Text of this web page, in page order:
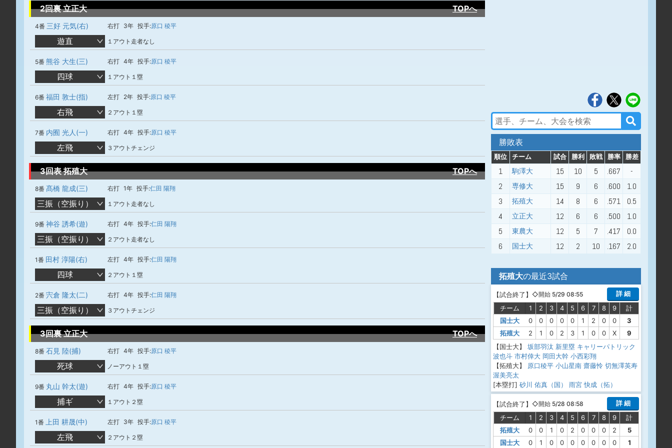
2回裏 立正大 TOPへ
4番 三好 元気(右) 右打 3年 投手:原口 稜平
遊直 １アウト走者なし
5番 熊谷 大生(三) 右打 4年 投手:原口 稜平
四球 １アウト１塁
6番 福田 敦士(指) 左打 2年 投手:原口 稜平
右飛 ２アウト１塁
7番 内囿 光人(一) 右打 4年 投手:原口 稜平
左飛 ３アウトチェンジ
3回表 拓殖大 TOPへ
8番 髙橋 龍成(三) 右打 1年 投手:仁田 陽翔
三振（空振り） １アウト走者なし
9番 神谷 誘希(遊) 右打 4年 投手:仁田 陽翔
三振（空振り） ２アウト走者なし
1番 田村 淳陽(右) 左打 4年 投手:仁田 陽翔
四球 ２アウト１塁
2番 宍倉 隆太(二) 右打 4年 投手:仁田 陽翔
三振（空振り） ３アウトチェンジ
3回裏 立正大 TOPへ
8番 石見 陸(捕) 右打 4年 投手:原口 稜平
死球 ノーアウト１塁
9番 丸山 幹太(遊) 右打 4年 投手:原口 稜平
捕ギ １アウト２塁
1番 上田 耕晟(中) 左打 3年 投手:原口 稜平
左飛 ２アウト２塁
勝敗表
順位 チーム 試合 勝利 敗戦 勝率 勝差
1 駒澤大 15 10 5 .667
-
2
専修大 15 9 6 .600
1.0
3
拓殖大 14 8 6 .571
0.5
4
立正大 12 6 6 .500
1.0
5
東農大 12 5 7 .417
0.0
6
国士大 12 2 10 .167 2.0
拓殖大の最近3試合
【試合終了】 ◇開始 5/29 08:55
詳 細
チーム
1 2 3 4 5 6 7 8 9
計
国士大
0 0 0 0 0 1 2 0 0
3
拓殖大
2 1 0 2 3 1 0 0 X
9
【国士大】
坂部羽汰 新里塁 キャリーパトリック
波也斗 市村倖大 岡田大幹 小西彩翔
【拓殖大】
原口稜平 小山星南 齋藤怜 切無澤英寿
渥美亮太
[本塁打] 砂川 佑真（国） 雨宮 快成（拓）
【試合終了】 ◇開始 5/28 08:58
詳 細
チーム
1 2 3 4 5 6 7 8 9
計
拓殖大
0 0 1 0 2 0 0 0 2
5
国士大
0 1 0 0 0 0 0 0 0 1